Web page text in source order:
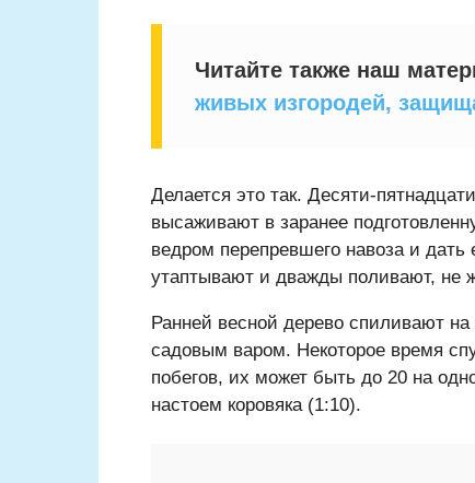
Читайте также наш
живых изгородей,
Делается это так. Десяти-
высаживают в заранее
ведром перепревшего навоза и
утаптывают и дважды поливают, не
Ранней весной дерево спиливают
садовым варом. Некоторое время
побегов, их может быть до 20 на
настоем коровяка (1:10).